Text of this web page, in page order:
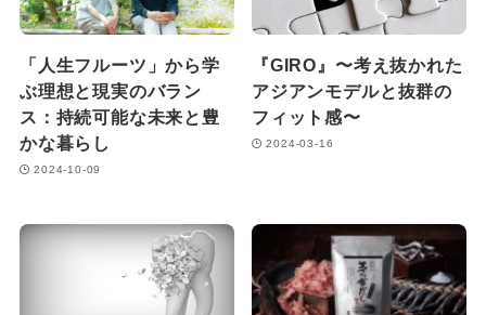
「人生フルーツ」から学
ぶ理想と現実のバラン
ス：持続可能な未来と豊
かな暮らし
2024-10-09
『GIRO』〜考え抜かれた
アジアンモデルと抜群の
フィット感〜
2024-03-16